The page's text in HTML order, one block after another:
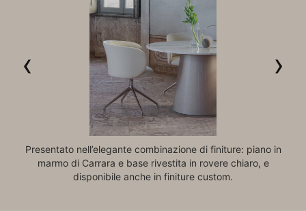
Presentato nell’elegante combinazione di finiture: piano in
marmo di Carrara e base rivestita in rovere chiaro, e
disponibile anche in finiture custom.
‹ ›